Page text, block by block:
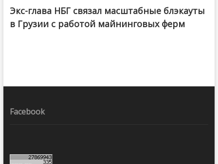
Экс-глава НБГ связал масштабные блэкауты
в Грузии с работой майнинговых ферм
Facebook